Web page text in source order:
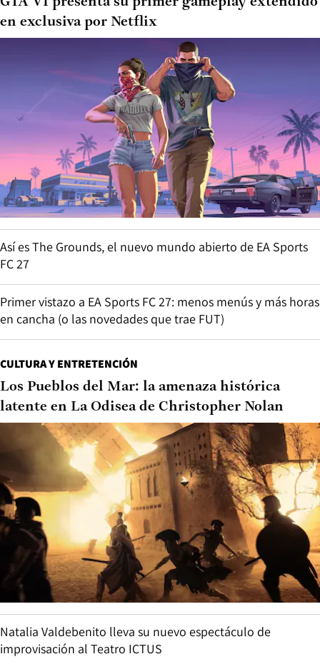
en exclusiva por Netflix
Así es The Grounds, el nuevo mundo abierto de EA Sports
FC 27
Primer vistazo a EA Sports FC 27: menos menús y más horas
en cancha (o las novedades que trae FUT)
CULTURA Y ENTRETENCIÓN
Los Pueblos del Mar: la amenaza histórica
latente en La Odisea de Christopher Nolan
Natalia Valdebenito lleva su nuevo espectáculo de
improvisación al Teatro ICTUS